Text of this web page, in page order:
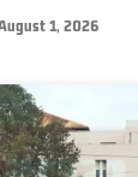
1, 2026